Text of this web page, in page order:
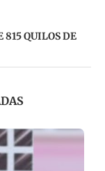
QUILOS DE